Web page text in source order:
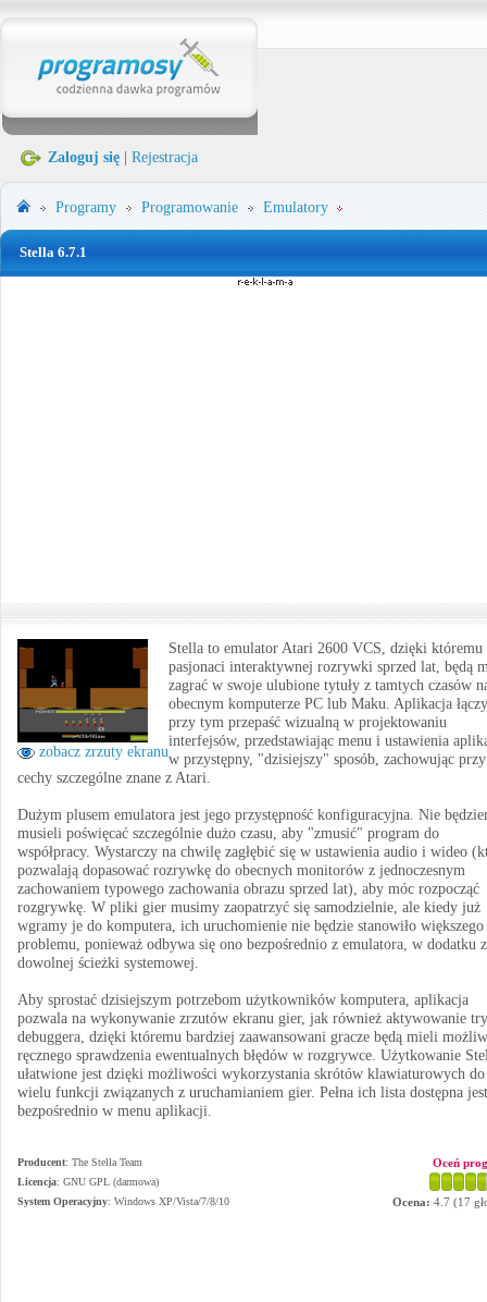
Zaloguj się Rejestracja
Programy Programowanie Emulatory
Stella 6.7.1
zobacz zrzuty ekranu
Stella to emulator Atari 2600 VCS, dzięki któremu
pasjonaci interaktywnej rozrywki sprzed lat, będą
zagrać w swoje ulubione tytuły z tamtych czasów
obecnym komputerze PC lub Maku. Aplikacja łączy
przy tym przepaść wizualną w projektowaniu
interfejsów, przedstawiając menu i ustawienia
w przystępny, "dzisiejszy" sposób, zachowując
cechy szczególne znane z Atari.
Dużym plusem emulatora jest jego przystępność konfiguracyjna. Nie
musieli poświęcać szczególnie dużo czasu, aby "zmusić" program do
współpracy. Wystarczy na chwilę zagłębić się w ustawienia audio i wideo
pozwalają dopasować rozrywkę do obecnych monitorów z jednoczesnym
zachowaniem typowego zachowania obrazu sprzed lat), aby móc rozpocząć
rozgrywkę. W pliki gier musimy zaopatrzyć się samodzielnie, ale kiedy już
wgramy je do komputera, ich uruchomienie nie będzie stanowiło większego
problemu, ponieważ odbywa się ono bezpośrednio z emulatora, w dodatku z
dowolnej ścieżki systemowej.
Aby sprostać dzisiejszym potrzebom użytkowników komputera, aplikacja
pozwala na wykonywanie zrzutów ekranu gier, jak również aktywowanie
debuggera, dzięki któremu bardziej zaawansowani gracze będą mieli
ręcznego sprawdzenia ewentualnych błędów w rozgrywce. Użytkowanie
ułatwione jest dzięki możliwości wykorzystania skrótów klawiaturowych do
wielu funkcji związanych z uruchamianiem gier. Pełna ich lista dostępna jest
bezpośrednio w menu aplikacji.
Producent: The Stella Team
Licencja: GNU GPL (darmowa)
System Operacyjny: Windows XP/Vista/7/8/10
Oceń
Ocena: 4.7 (17